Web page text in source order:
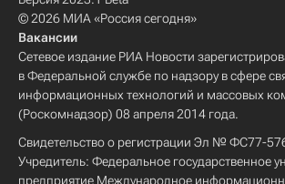
© 2026 МИА «Россия сегодня»
Вакансии
Сетевое издание РИА Новости
в Федеральной службе по надзору в сфере
информационных технологий и массовых
(Роскомнадзор) 08 апреля 2014 года.
Свидетельство о регистрации Эл № ФС77-
Учредитель: Федеральное государственное
предприятие Международное